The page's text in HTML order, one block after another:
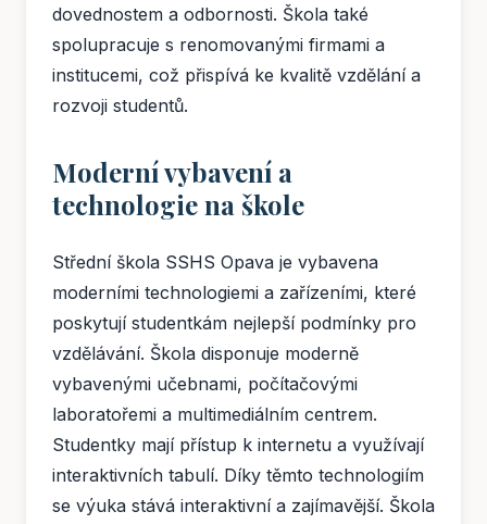
dovednostem a odbornosti. Škola také
spolupracuje s renomovanými firmami a
institucemi, což přispívá ke kvalitě vzdělání a
rozvoji studentů.
Moderní vybavení a
technologie na škole
Střední škola SSHS Opava je vybavena
moderními technologiemi a zařízeními, které
poskytují studentkám nejlepší podmínky pro
vzdělávání. Škola disponuje moderně
vybavenými učebnami, počítačovými
laboratořemi a multimediálním centrem.
Studentky mají přístup k internetu a využívají
interaktivních tabulí. Díky těmto technologiím
se výuka stává interaktivní a zajímavější. Škola